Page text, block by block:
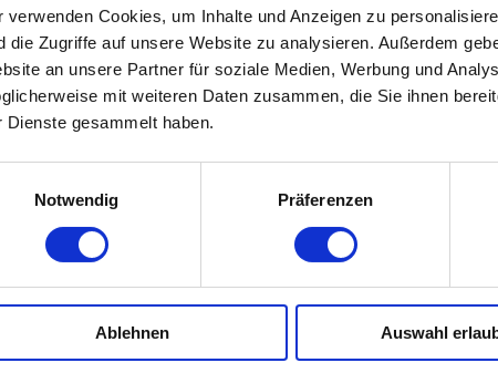
verwenden Cookies, um Inhalte und Anzeigen zu
die Zugriffe auf unsere Website zu analysieren. Außerdem
an unsere Partner für soziale Medien, Werbung und
mit weiteren Daten zusammen, die Sie ihnen
Dienste gesammelt haben.
Notwendig
Präferenzen
Ablehnen Auswahl
Heilbehandlungen
Angebote:
: Ein Angebot für ehemalige
Ansatz.